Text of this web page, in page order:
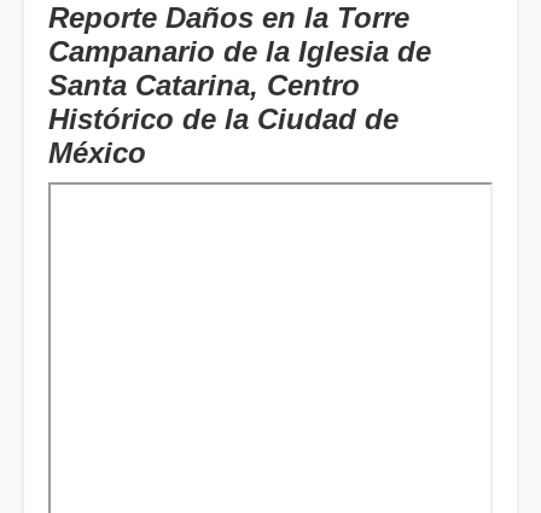
Reporte Daños en la Torre
Campanario de la Iglesia de
Santa Catarina, Centro
Histórico de la Ciudad de
México